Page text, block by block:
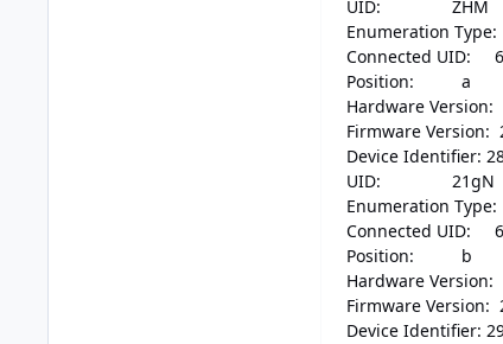
UID: ZHM
Enumeration
Connected UID:
Position: a
Hardware Version:
Firmware Version:
Device Identifier:
UID: 21gN
Enumeration
Connected UID:
Position: b
Hardware Version:
Firmware Version:
Device Identifier: